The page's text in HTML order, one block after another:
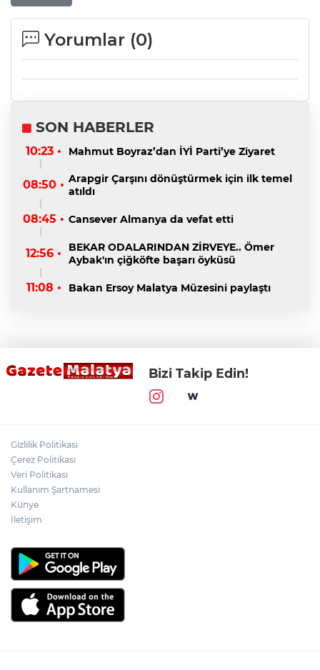
Yorumlar (0)
SON HABERLER
10:23 • Mahmut Boyraz’dan İYİ Parti’ye Ziyaret
08:50 • Arapgir Çarşını dönüştürmek için ilk temel
atıldı
08:45 • Cansever Almanya da vefat etti
12:56 •
BEKAR ODALARINDAN ZİRVEYE.. Ömer
Aybak'ın çiğköfte başarı öyküsü
11:08 • Bakan Ersoy Malatya Müzesini paylaştı
Bizi Takip Edin!
Gizlilik Politikası
Çerez Politikası
Veri Politikası
Kullanım Şartnamesi
Künye
İletişim